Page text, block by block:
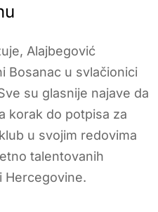
Alajbegović
Bosanac u svlačionici
su glasnije najave da
korak do potpisa za
u svojim redovima
talentovanih
Hercegovine.